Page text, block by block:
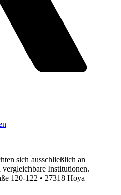
sich ausschließlich an
Institutionen.
120-122 • 27318 Hoya